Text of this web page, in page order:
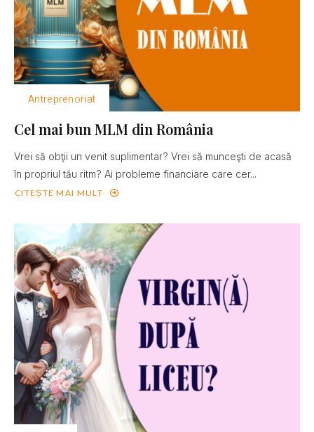
Antreprenoriat
Cel mai bun MLM din România
Vrei să obţii un venit suplimentar? Vrei să munceşti de acasă
în propriul tău ritm? Ai probleme financiare care cer...
CITEȘTE MAI MULT